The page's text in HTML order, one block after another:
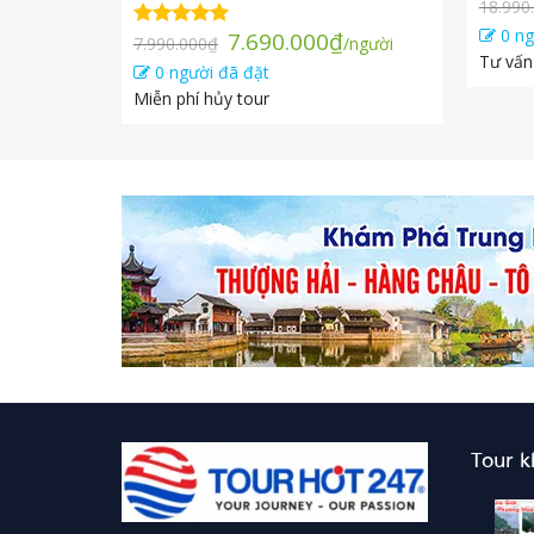
Được xếp
5 sao
7.990.000₫ Giá
gốc
là:
7.990.000₫.
7.690.000₫Giá
hiện
/người
0 người đã đặt
Miễn phí hủy tour
0
Tư
Tour